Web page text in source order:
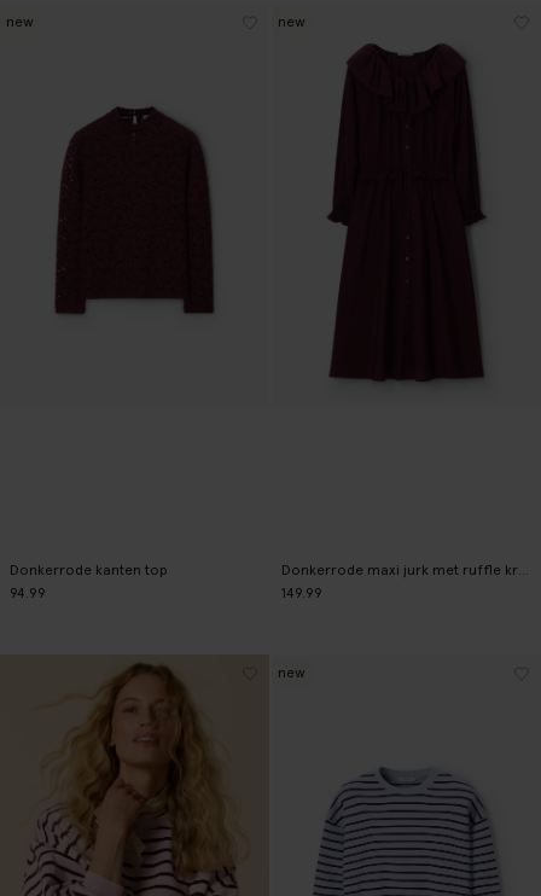
Donkerrode kanten top
94.99
new
Donkerrode maxi jurk met ruffle kraag
149.99
new
new